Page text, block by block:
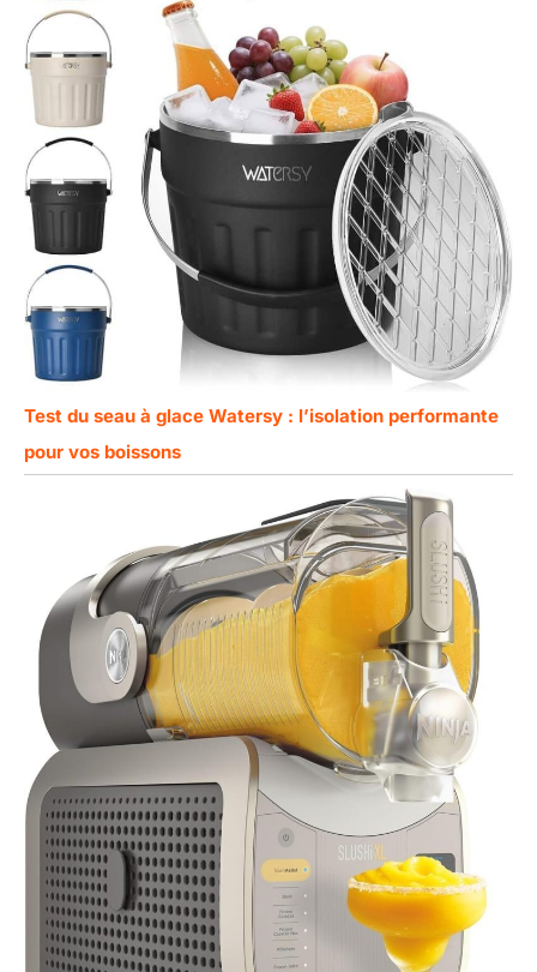
Test du seau à glace Watersy : l’isolation performante
pour vos boissons